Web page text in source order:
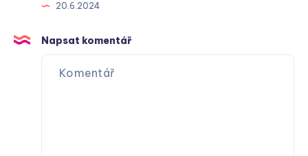
20.6.2024
Napsat komentář